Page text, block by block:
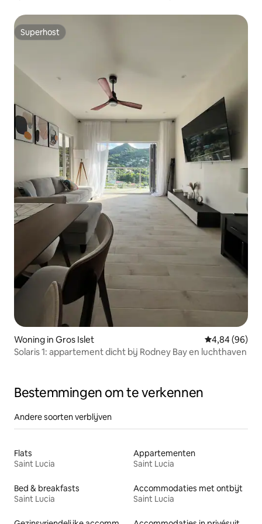
Superhost
Superhost
Woning in Gros Islet Gemiddelde
4,84 (96)
Solaris 1: appartement dicht bij Rodney Bay en luchthaven
Bestemmingen om te verkennen
Andere soorten verblijven
Flats
Saint Lucia
Appartementen
Saint Lucia
Bed & breakfasts
Saint Lucia
Accommodaties met ontbijt
Saint Lucia